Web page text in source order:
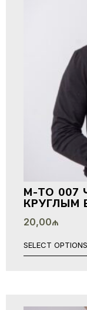
M-TO
КРУГЛЫМ
20,00₼
SELECT OPTIONS